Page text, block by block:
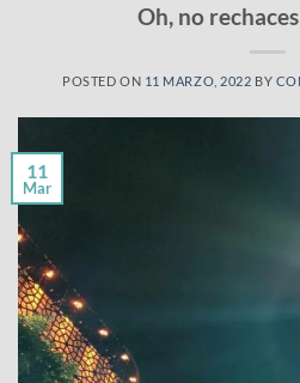
Oh, no
POSTED ON 11 MARZO, 2022 BY
11
Mar